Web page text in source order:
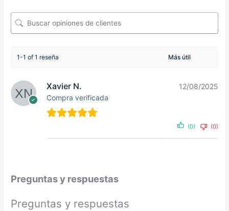
1-1 of 1 reseña
Xavier N.
Compra verificada
12/08/2025
(0) (0)
Preguntas y respuestas
Preguntas y respuestas